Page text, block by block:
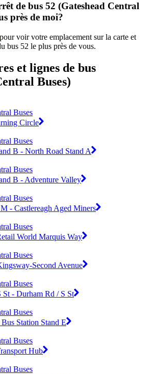
de bus 52 (Gateshead Central
près de moi?
pour voir votre emplacement sur la carte et
bus 52 le plus près de vous.
et lignes de bus
Buses)
Buses
Circle
Buses
B - North Road Stand A
Buses
B - Adventure Valley
Buses
- Castlereagh Aged Miners
Buses
World Marquis Way
Buses
Second Avenue
Buses
St - Durham Rd / S St
Buses
Station Stand E
Buses
Hub
Buses